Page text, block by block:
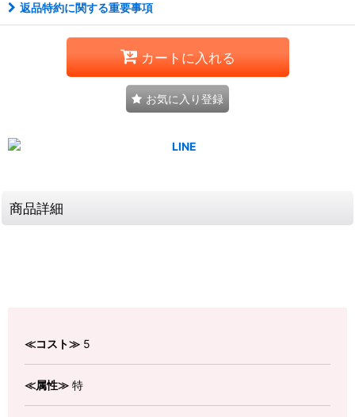
返品特約に関する重要事項
カートに入れる
お気に入り登録
商品詳細
≪コスト≫ 5
≪属性≫ 特